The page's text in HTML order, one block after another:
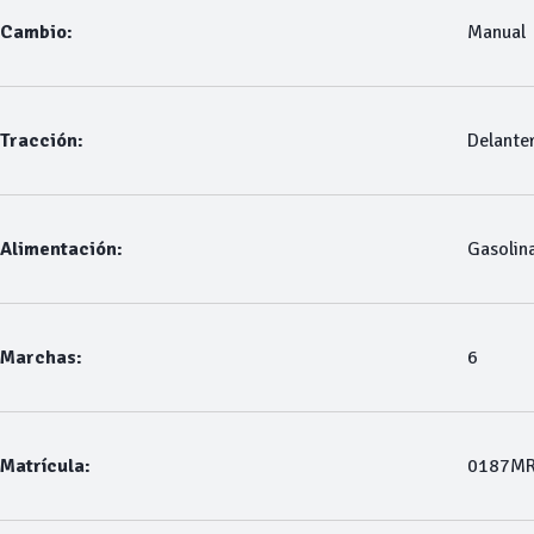
Cambio: Manual
Tracción:
Alimentación:
Marchas: 6
Matrícula: